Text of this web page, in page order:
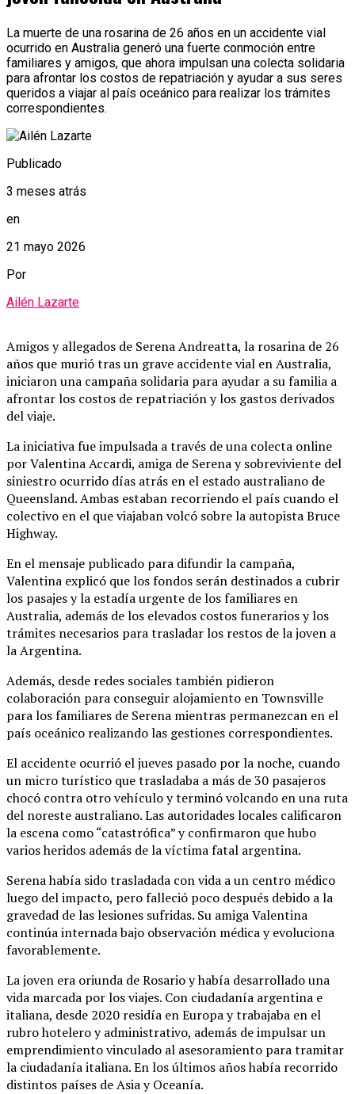
La muerte de una rosarina de 26 años en un accidente vial
ocurrido en Australia generó una fuerte conmoción entre
familiares y amigos, que ahora impulsan una colecta solidaria
para afrontar los costos de repatriación y ayudar a sus seres
queridos a viajar al país oceánico para realizar los trámites
correspondientes.
Publicado
3 meses atrás
en
21 mayo 2026
Por
Ailén Lazarte
Amigos y allegados de Serena Andreatta, la rosarina de 26
años que murió tras un grave accidente vial en Australia,
iniciaron una campaña solidaria para ayudar a su familia a
afrontar los costos de repatriación y los gastos derivados
del viaje.
La iniciativa fue impulsada a través de una colecta online
por Valentina Accardi, amiga de Serena y sobreviviente del
siniestro ocurrido días atrás en el estado australiano de
Queensland. Ambas estaban recorriendo el país cuando el
colectivo en el que viajaban volcó sobre la autopista Bruce
Highway.
En el mensaje publicado para difundir la campaña,
Valentina explicó que los fondos serán destinados a cubrir
los pasajes y la estadía urgente de los familiares en
Australia, además de los elevados costos funerarios y los
trámites necesarios para trasladar los restos de la joven a
la Argentina.
Además, desde redes sociales también pidieron
colaboración para conseguir alojamiento en Townsville
para los familiares de Serena mientras permanezcan en el
país oceánico realizando las gestiones correspondientes.
El accidente ocurrió el jueves pasado por la noche, cuando
un micro turístico que trasladaba a más de 30 pasajeros
chocó contra otro vehículo y terminó volcando en una ruta
del noreste australiano. Las autoridades locales calificaron
la escena como “catastrófica” y confirmaron que hubo
varios heridos además de la víctima fatal argentina.
Serena había sido trasladada con vida a un centro médico
luego del impacto, pero falleció poco después debido a la
gravedad de las lesiones sufridas. Su amiga Valentina
continúa internada bajo observación médica y evoluciona
favorablemente.
La joven era oriunda de Rosario y había desarrollado una
vida marcada por los viajes. Con ciudadanía argentina e
italiana, desde 2020 residía en Europa y trabajaba en el
rubro hotelero y administrativo, además de impulsar un
emprendimiento vinculado al asesoramiento para tramitar
la ciudadanía italiana. En los últimos años había recorrido
distintos países de Asia y Oceanía.